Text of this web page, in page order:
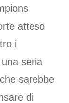
atteso
i
seria
sarebbe
di